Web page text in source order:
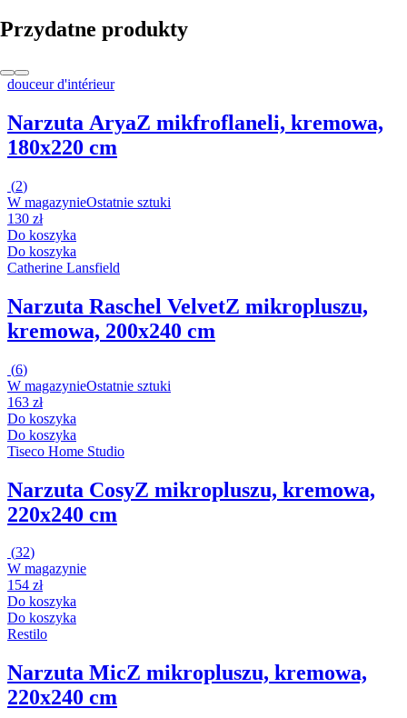
Przydatne produkty
douceur d'intérieur
Narzuta AryaZ mikfroflaneli, kremowa,
180x220 cm
(2)
W magazynieOstatnie sztuki
130 zł
Do koszyka
Do koszyka
Catherine Lansfield
Narzuta Raschel VelvetZ mikropluszu,
kremowa, 200x240 cm
(6)
W magazynieOstatnie sztuki
163 zł
Do koszyka
Do koszyka
Tiseco Home Studio
Narzuta CosyZ mikropluszu, kremowa,
220x240 cm
(32)
W magazynie
154 zł
Do koszyka
Do koszyka
Restilo
Narzuta MicZ mikropluszu, kremowa,
220x240 cm